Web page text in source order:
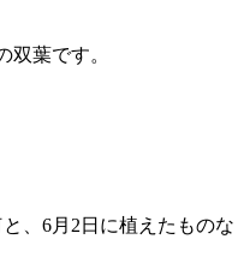
双葉です。
、6月2日に植えたものな